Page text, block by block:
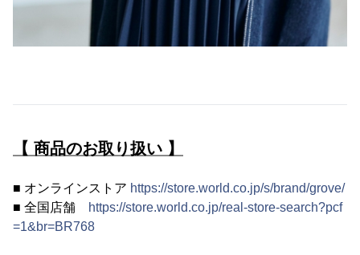
【 商品のお取り扱い 】
■ オンラインストア https://store.world.co.jp/s/brand/grove/
■ 全国店舗
https://store.world.co.jp/real-store-search?pcf
=1&br=BR768